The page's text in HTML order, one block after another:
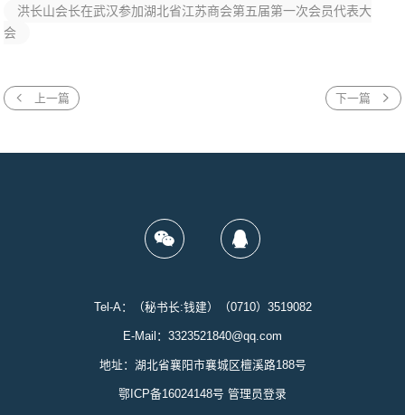
洪长山会长在武汉参加湖北省江苏商会第五届第一次会员代表大
会
上一篇 下一篇
Tel-A：（秘书长:钱建）（0710）3519082
E-Mail：3323521840@qq.com
地址：湖北省襄阳市襄城区檀溪路188号
鄂ICP备16024148号 管理员登录